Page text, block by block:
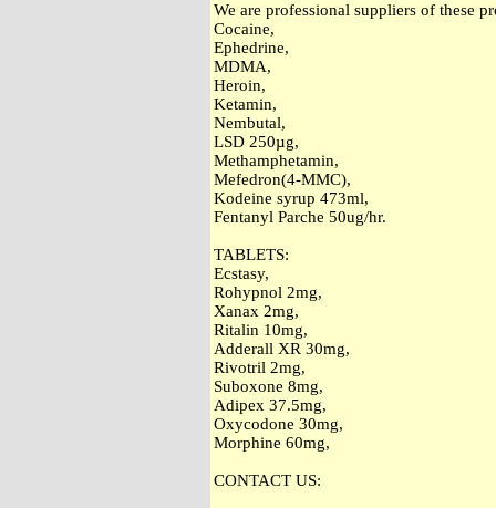
We are professional suppliers of these
Cocaine,
Ephedrine,
MDMA,
Heroin,
Ketamin,
Nembutal,
LSD 250µg,
Methamphetamin,
Mefedron(4-MMC),
Kodeine syrup 473ml,
Fentanyl Parche 50ug/hr.
TABLETS:
Ecstasy,
Rohypnol 2mg,
Xanax 2mg,
Ritalin 10mg,
Adderall XR 30mg,
Rivotril 2mg,
Suboxone 8mg,
Adipex 37.5mg,
Oxycodone 30mg,
Morphine 60mg,
CONTACT US: